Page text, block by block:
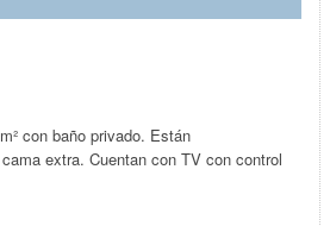
con baño privado. Están
extra. Cuentan con TV con control